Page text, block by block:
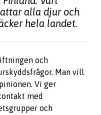
alla djur och
hela landet.
och
Man vill
Vi ger
med
och